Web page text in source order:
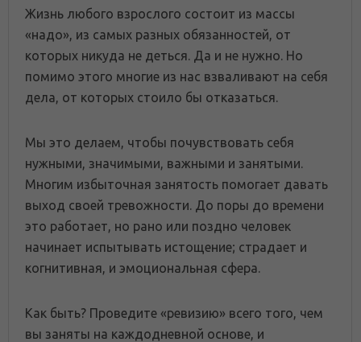
Жизнь любого взрослого состоит из массы
«надо», из самых разных обязанностей, от
которых никуда не деться. Да и не нужно. Но
помимо этого многие из нас взваливают на себя
дела, от которых стоило бы отказаться.
Мы это делаем, чтобы почувствовать себя
нужными, значимыми, важными и занятыми.
Многим избыточная занятость помогает давать
выход своей тревожности. До поры до времени
это работает, но рано или поздно человек
начинает испытывать истощение; страдает и
когнитивная, и эмоциональная сфера.
Как быть? Проведите «ревизию» всего того, чем
вы заняты на каждодневной основе, и